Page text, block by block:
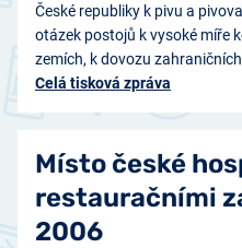
České republiky k pivu a
otázek postojů k vysoké míře
zemích, k dovozu
Celá tisková zpráva
Místo české
restauračními
2006